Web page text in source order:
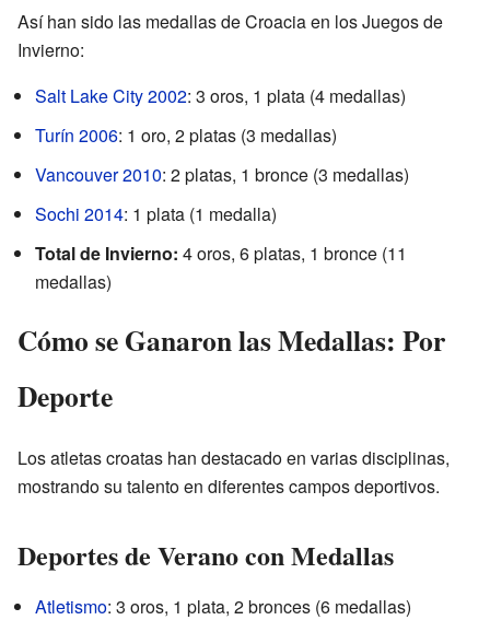
Así han sido las medallas de Croacia en los Juegos de
Invierno:
Salt Lake City 2002: 3 oros, 1 plata (4 medallas)
Turín 2006: 1 oro, 2 platas (3 medallas)
Vancouver 2010: 2 platas, 1 bronce (3 medallas)
Sochi 2014: 1 plata (1 medalla)
Total de Invierno: 4 oros, 6 platas, 1 bronce (11
medallas)
Cómo se Ganaron las Medallas: Por
Deporte
Los atletas croatas han destacado en varias disciplinas,
mostrando su talento en diferentes campos deportivos.
Deportes de Verano con Medallas
Atletismo: 3 oros, 1 plata, 2 bronces (6 medallas)